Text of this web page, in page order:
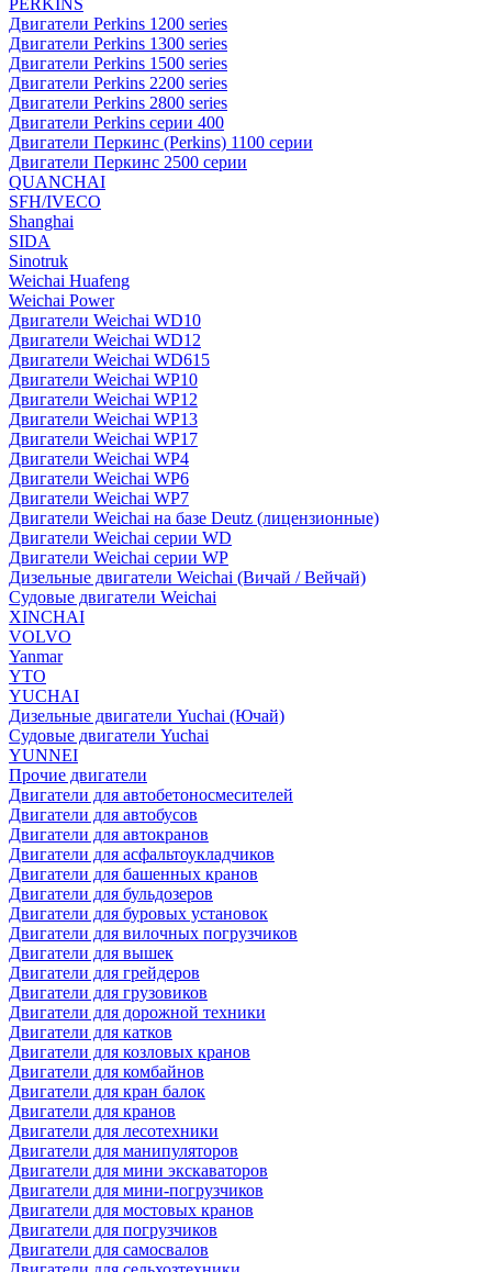
PERKINS
Двигатели Perkins 1200 series
Двигатели Perkins 1300 series
Двигатели Perkins 1500 series
Двигатели Perkins 2200 series
Двигатели Perkins 2800 series
Двигатели Perkins серии 400
Двигатели Перкинс (Perkins) 1100 серии
Двигатели Перкинс 2500 серии
QUANCHAI
SFH/IVECO
Shanghai
SIDA
Sinotruk
Weichai Huafeng
Weichai Power
Двигатели Weichai WD10
Двигатели Weichai WD12
Двигатели Weichai WD615
Двигатели Weichai WP10
Двигатели Weichai WP12
Двигатели Weichai WP13
Двигатели Weichai WP17
Двигатели Weichai WP4
Двигатели Weichai WP6
Двигатели Weichai WP7
Двигатели Weichai на базе Deutz (лицензионные)
Двигатели Weichai серии WD
Двигатели Weichai серии WP
Дизельные двигатели Weichai (Вичай / Вейчай)
Судовые двигатели Weichai
XINCHAI
VOLVO
Yanmar
YTO
YUCHAI
Дизельные двигатели Yuchai (Ючай)
Судовые двигатели Yuchai
YUNNEI
Прочие двигатели
Двигатели для автобетоносмесителей
Двигатели для автобусов
Двигатели для автокранов
Двигатели для асфальтоукладчиков
Двигатели для башенных кранов
Двигатели для бульдозеров
Двигатели для буровых установок
Двигатели для вилочных погрузчиков
Двигатели для вышек
Двигатели для грейдеров
Двигатели для грузовиков
Двигатели для дорожной техники
Двигатели для катков
Двигатели для козловых кранов
Двигатели для комбайнов
Двигатели для кран балок
Двигатели для кранов
Двигатели для лесотехники
Двигатели для манипуляторов
Двигатели для мини экскаваторов
Двигатели для мини-погрузчиков
Двигатели для мостовых кранов
Двигатели для погрузчиков
Двигатели для самосвалов